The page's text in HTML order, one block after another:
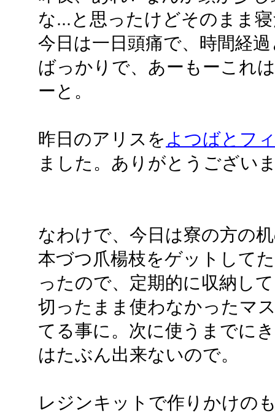
な...と思ったけどそのまま
今日は一日頭痛で、時間経
ばっかりで、あーもーこれ
ーと。
昨日のアリスを よつばとフ
ました。ありがとうござい
なわけで、今日は寮の方の
本づつ爪楊枝をゲットして
ったので、定期的に収納し
切ったまま使わなかったマ
てる事に。次に使うまでに
はたぶん出来ないので。
レジンキットで作りかけの